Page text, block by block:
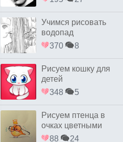
Учимся рисовать
водопад
370
8
Рисуем кошку для
детей
348
5
Рисуем птенца в
очках цветными
88
24